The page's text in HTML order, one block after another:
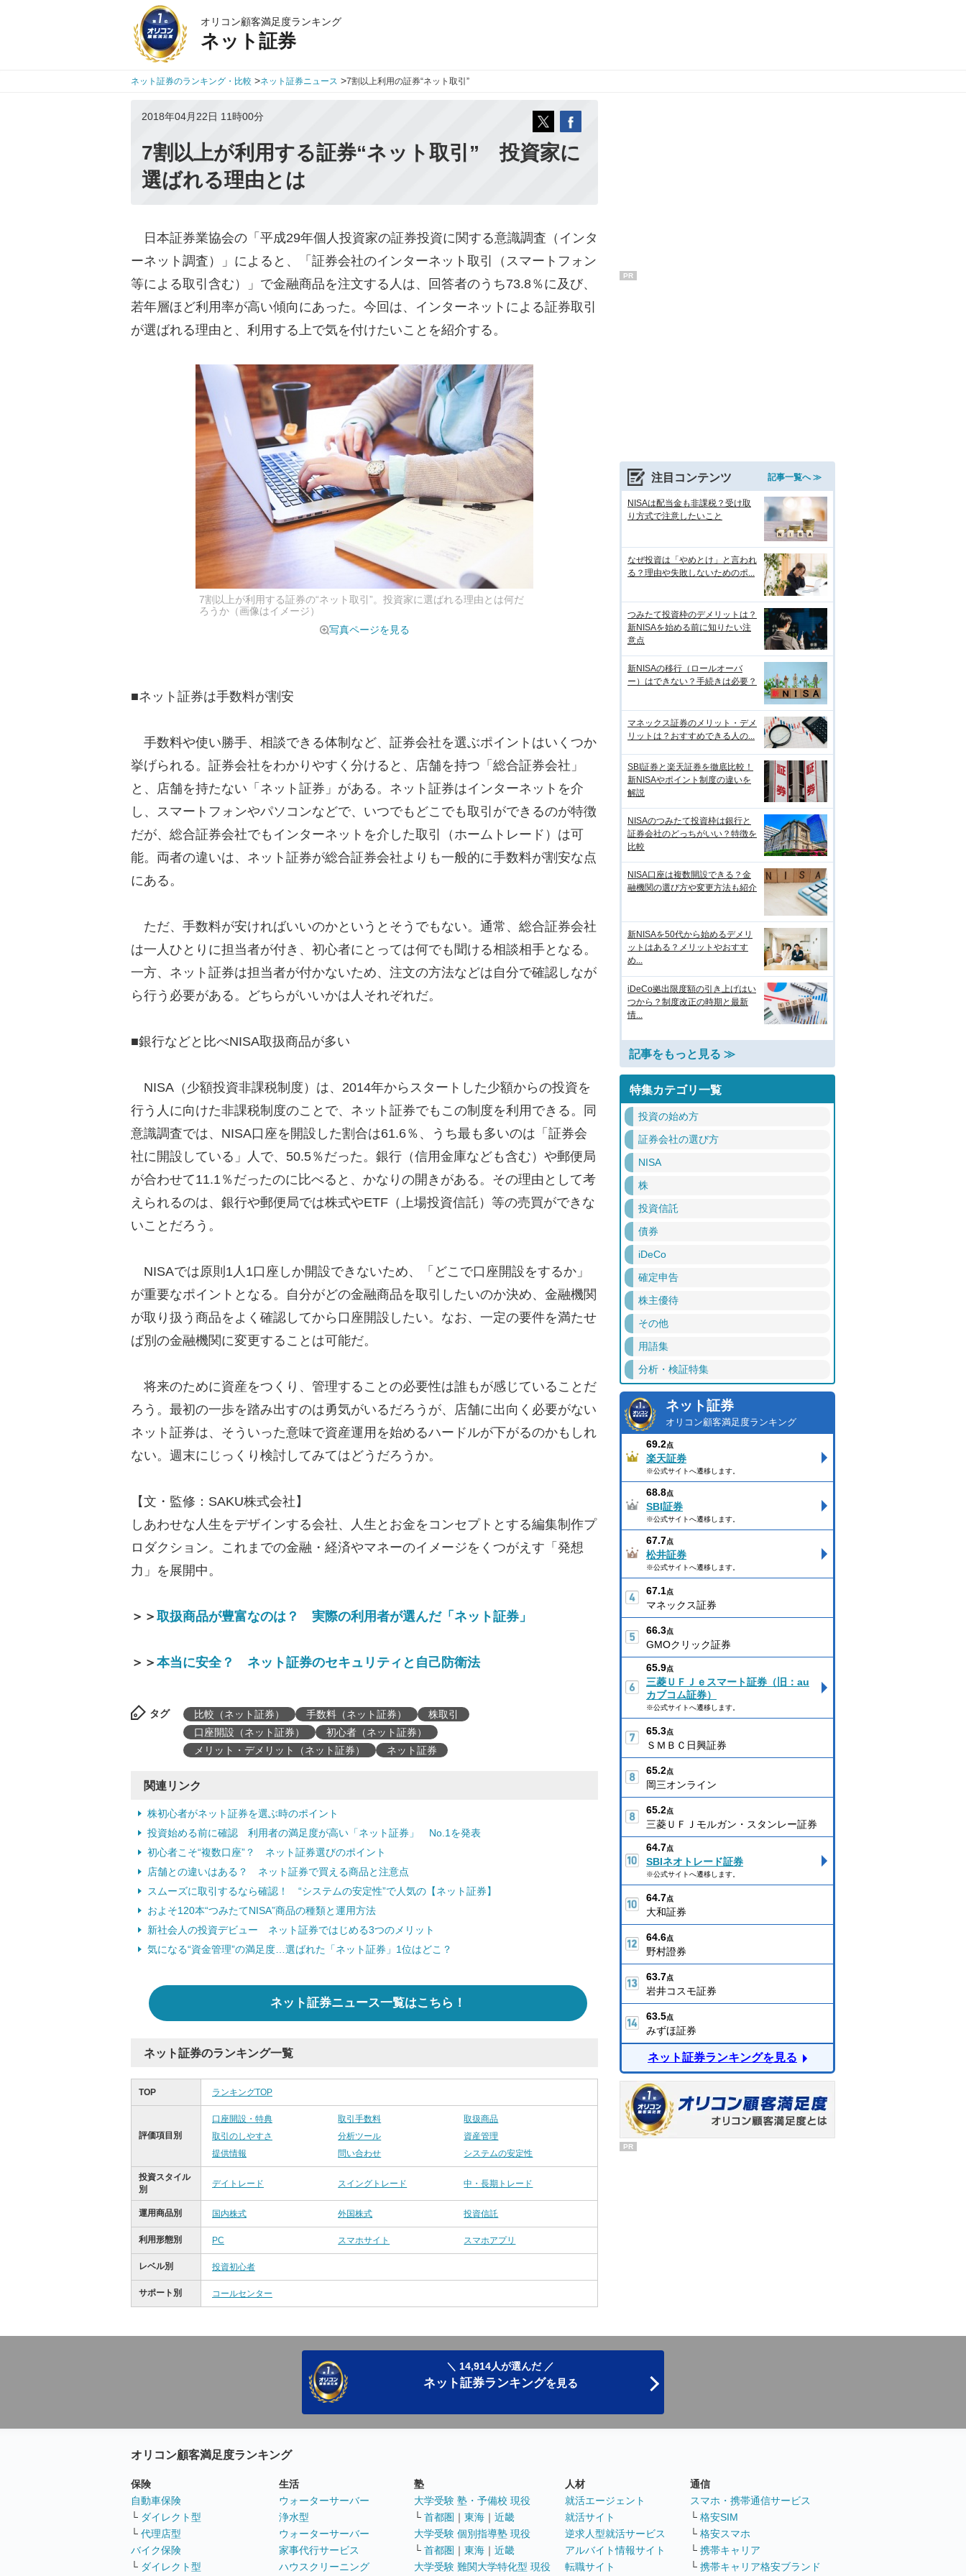
オリコン顧客満足度ランキング
ネット証券
ネット証券のランキング・比較 >ネット証券ニュース >7割以上利用の証券“ネット取引”
2018年04月22日 11時00分
7割以上が利用する証券“ネット取引” 投資家に
選ばれる理由とは
日本証券業協会の「平成29年個人投資家の証券投資に関する意識調査（インタ
ーネット調査）」によると、「証券会社のインターネット取引（スマートフォン
等による取引含む）」で金融商品を注文する人は、回答者のうち73.8％に及び、
若年層ほど利用率が高い傾向にあった。今回は、インターネットによる証券取引
が選ばれる理由と、利用する上で気を付けたいことを紹介する。
7割以上が利用する証券の“ネット取引”。投資家に選ばれる理由とは何だ
ろうか（画像はイメージ）
写真ページを見る
■ネット証券は手数料が割安
手数料や使い勝手、相談できる体制など、証券会社を選ぶポイントはいくつか
挙げられる。証券会社をわかりやすく分けると、店舗を持つ「総合証券会社」
と、店舗を持たない「ネット証券」がある。ネット証券はインターネットを介
し、スマートフォンやパソコンなどで、いつでもどこでも取引ができるのが特徴
だが、総合証券会社でもインターネットを介した取引（ホームトレード）は可
能。両者の違いは、ネット証券が総合証券会社よりも一般的に手数料が割安な点
にある。
ただ、手数料が安ければいいのかというとそうでもない。通常、総合証券会社
は一人ひとりに担当者が付き、初心者にとっては何でも聞ける相談相手となる。
一方、ネット証券は担当者が付かないため、注文の方法などは自分で確認しなが
ら行う必要がある。どちらがいいかは人それぞれだ。
■銀行などと比べNISA取扱商品が多い
NISA（少額投資非課税制度）は、2014年からスタートした少額からの投資を
行う人に向けた非課税制度のことで、ネット証券でもこの制度を利用できる。同
意識調査では、NISA口座を開設した割合は61.6％、うち最も多いのは「証券会
社に開設している」人で、50.5％だった。銀行（信用金庫なども含む）や郵便局
が合わせて11.1％だったのに比べると、かなりの開きがある。その理由として考
えられるのは、銀行や郵便局では株式やETF（上場投資信託）等の売買ができな
いことだろう。
NISAでは原則1人1口座しか開設できないため、「どこで口座開設をするか」
が重要なポイントとなる。自分がどの金融商品を取引したいのか決め、金融機関
が取り扱う商品をよく確認してから口座開設したい。なお、一定の要件を満たせ
ば別の金融機関に変更することは可能だ。
将来のために資産をつくり、管理することの必要性は誰もが感じていることだ
ろう。最初の一歩を踏み出すのは勇気がいるだろうが、店舗に出向く必要がない
ネット証券は、そういった意味で資産運用を始めるハードルが下がるのかもしれ
ない。週末にじっくり検討してみてはどうだろうか。
【文・監修：SAKU株式会社】
しあわせな人生をデザインする会社、人生とお金をコンセプトとする編集制作プ
ロダクション。これまでの金融・経済やマネーのイメージをくつがえす「発想
力」を展開中。
＞＞取扱商品が豊富なのは？ 実際の利用者が選んだ「ネット証券」
＞＞本当に安全？ ネット証券のセキュリティと自己防衛法
タグ 比較（ネット証券） 手数料（ネット証券）
株取引
口座開設（ネット証券）
初心者（ネット証券）
メリット・デメリット（ネット証券）
ネット証券
関連リンク
株初心者がネット証券を選ぶ時のポイント
投資始める前に確認 利用者の満足度が高い「ネット証券」 No.1を発表
初心者こそ“複数口座”？ ネット証券選びのポイント
店舗との違いはある？ ネット証券で買える商品と注意点
スムーズに取引するなら確認！ “システムの安定性”で人気の【ネット証券】
およそ120本“つみたてNISA”商品の種類と運用方法
新社会人の投資デビュー ネット証券ではじめる3つのメリット
気になる“資金管理”の満足度…選ばれた「ネット証券」1位はどこ？
ネット証券ニュース一覧はこちら！
ネット証券のランキング一覧
TOP ランキングTOP
評価項目別
口座開設・特典 取引手数料
取扱商品
取引のしやすさ
分析ツール
資産管理
提供情報
問い合わせ システムの安定性
投資スタイル
別
デイトレード スイングトレード 中・長期トレード
運用商品別 国内株式 外国株式 投資信託
利用形態別 PC スマホサイト スマホアプリ
レベル別 投資初心者
サポート別 コールセンター
PR
注目コンテンツ 記事一覧へ ≫
NISAは配当金も非課税？受け取
り方式で注意したいこと
なぜ投資は「やめとけ」と言われ
る？理由や失敗しないためのポ...
つみたて投資枠のデメリットは？
新NISAを始める前に知りたい注
意点
新NISAの移行（ロールオーバ
ー）はできない？手続きは必要？
マネックス証券のメリット・デメ
リットは？おすすめできる人の...
SBI証券と楽天証券を徹底比較！
新NISAやポイント制度の違いを
解説
NISAのつみたて投資枠は銀行と
証券会社のどっちがいい？特徴を
比較
NISA口座は複数開設できる？金
融機関の選び方や変更方法も紹介
新NISAを50代から始めるデメリ
ットはある？メリットやおすす
め...
iDeCo拠出限度額の引き上げはい
つから？制度改正の時期と最新
情...
記事をもっと見る ≫
特集カテゴリ一覧
投資の始め方
証券会社の選び方
NISA
株
投資信託
債券
iDeCo
確定申告
株主優待
その他
用語集
分析・検証特集
ネット証券
オリコン顧客満足度ランキング
69.2点
楽天証券
※公式サイトへ遷移します。
68.8点
SBI証券
※公式サイトへ遷移します。
67.7点
松井証券
※公式サイトへ遷移します。
67.1点
マネックス証券
66.3点
GMOクリック証券
65.9点
三菱ＵＦＪｅスマート証券（旧：au
カブコム証券）
※公式サイトへ遷移します。
65.3点
ＳＭＢＣ日興証券
65.2点
岡三オンライン
65.2点
三菱ＵＦＪモルガン・スタンレー証券
64.7点
SBIネオトレード証券
※公式サイトへ遷移します。
64.7点
大和証券
64.6点
野村證券
63.7点
岩井コスモ証券
63.5点
みずほ証券
ネット証券ランキングを見る
PR
＼ 14,914人が選んだ ／
ネット証券ランキングを見る
オリコン顧客満足度ランキング
保険
自動車保険
└ ダイレクト型
└ 代理店型
バイク保険
└ ダイレクト型
生活
ウォーターサーバー
浄水型
ウォーターサーバー
家事代行サービス
ハウスクリーニング
塾
大学受験 塾・予備校 現役
└ 首都圏 ｜ 東海 ｜ 近畿
大学受験 個別指導塾 現役
└ 首都圏 ｜ 東海 ｜ 近畿
大学受験 難関大学特化型 現役
人材
就活エージェント
就活サイト
逆求人型就活サービス
アルバイト情報サイト
転職サイト
通信
スマホ・携帯通信サービス
└ 格安SIM
└ 格安スマホ
└ 携帯キャリア
└ 携帯キャリア格安ブランド